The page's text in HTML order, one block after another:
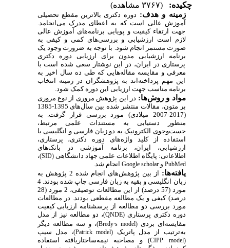
چکیده:
زمینه و هدف: دوره دکتری بالاترین مقطع تحصیلی
آموزش عالی است که به اعطای مدرک می‌انجامد.
جهت ارتقاء کیفیت و پویایی برنامه‌های آموزش عالی
لازم است ارزشیابی و بررسی‌های کمی و کیفی به
صورت مستمر انجام شود. با توجه به ضرورت وجود یک
برنامه ارزشیابی مدون برای ارزیابی دوره دکتری
پرستاری در ایران، در این نوشتار سعی شده است با
معرفی و مقایسه مقاله‌هایی که طی ده سال اخیر به
این مهم پرداخته‌اند به پژوهشگران در زمینه انتخاب
برنامه مناسب جهت ارزیابی این دوره کمک شود.
مواد و روش‌ها:در این پژوهش مروری از نوع مروری
بر متون، مقالات منتشر شده بین سال‌های 1395-1385
(2017-2007 میلادی) مورد بررسی قرار گرفت. به
منظور دستیابی به مستندات علمی مرتبط،
جست‌و‌جوی الکترونیک به دو زبان فارسی و انگلیسی با
استفاده از کلید واژه‌های دوره دکتری، پرستاری،
ارزشیابی، ایران، برنامه آموزشی در بانک‌های
اطلاعاتی: پایگاه اطلاعات علمی جهاد دانشگاهی(
SID
)،
PubMedو Google scholarانجام شد.
یافته‌ها:
از بین پژوهش‌های انجام شده 2 پژوهش به
زبان انگلیسی و بقیه به زبان فارسی چاپ شده بودند. 4
مورد (57 درصد) از این مطالعات توصیفی، 2 مورد (28
درصد) کیفی و یک مطالعه مقطعی بودند. در مطالعات
مورد بررسی دو مطالعه از پرسشنامه ارزیابی کیفیت
دوره دکتری پرستاری(
QNDE
)، دو مطالعه نیز از مدل
مقایسه‌ای بردی(
Bredy s model
)، و سه مطالعه دیگر
به‌ترتیب از مدل پاتریک(
Patrick model)،مدل سیپ
CIPP model
)و مصاحبه نیمه‌ساختاریافته استفاده